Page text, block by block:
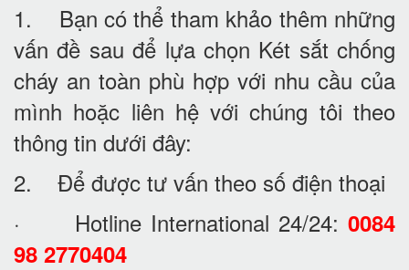
1. Bạn có thể tham khảo thêm những
vấn đề sau để lựa chọn Két sắt chống
cháy an toàn phù hợp với nhu cầu của
mình hoặc liên hệ với chúng tôi theo
thông tin dưới đây:
2. Để được tư vấn theo số điện thoại
· Hotline International 24/24: 0084
98 2770404